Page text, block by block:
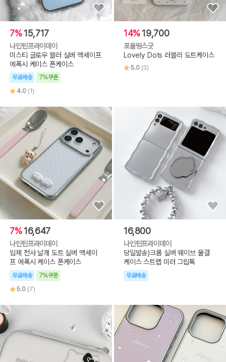
7% 15,717
나인틴프라이데이
미스티 글로우 블러 실버 맥세이프
에폭시 케이스 폰케이스
무료배송
7%쿠폰
4.0 (1)
14%19,700
포올띵스굿
Lovely Dots 러블리 도트케이스
5.0 (3)
7% 16,647
나인틴프라이데이
입체 천사 날개 도트 실버 맥세이
프 에폭시 케이스 폰케이스
무료배송
7%쿠폰
5.0 (7)
16,800
나인틴프라이데이
당일발송)크롬 실버 웨이브 물결
케이스 스트랩 미러 그립톡
무료배송